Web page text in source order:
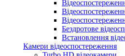
Бездротове
Встановлення
Камери відеоспостереження